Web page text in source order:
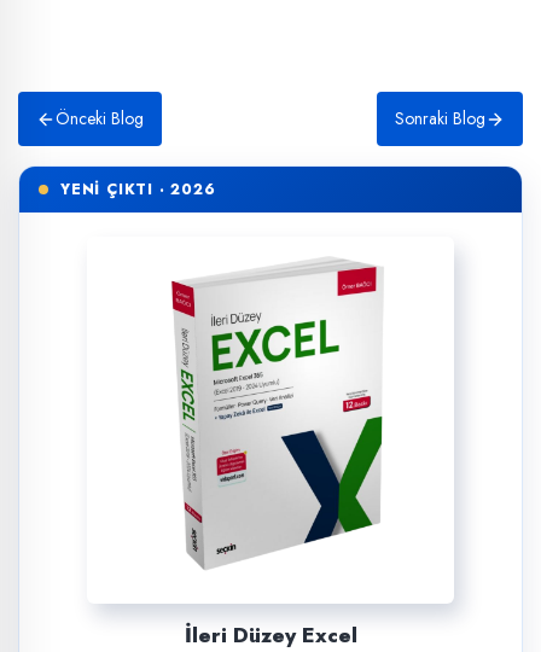
Önceki Blog Sonraki Blog
YENİ ÇIKTI · 2026
İleri Düzey Excel